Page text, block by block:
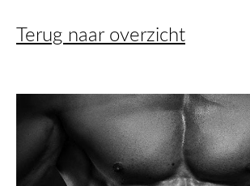
Terug naar overzicht